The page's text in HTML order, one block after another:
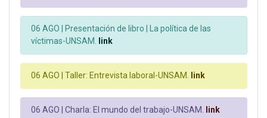
06 AGO |
Presentación de libro | La política de las
víctimas-UNSAM. link
06 AGO | Taller: Entrevista laboral-UNSAM. link
06 AGO | Charla: El mundo del trabajo-UNSAM. link